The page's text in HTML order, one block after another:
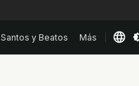
Santos y Beatos Más